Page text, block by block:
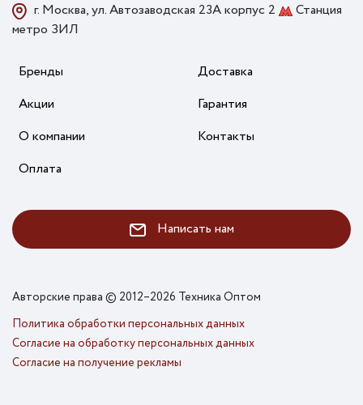
г. Москва, ул. Автозаводская 23А корпус 2
Станция
метро ЗИЛ
Бренды
Акции
О компании
Оплата
Доставка
Гарантия
Контакты
Написать нам
Авторские права © 2012–2026 Техника Оптом
Политика обработки персональных данных
Согласие на обработку персональных данных
Согласие на получение рекламы